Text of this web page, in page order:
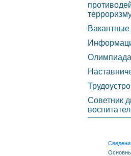
приема
Доступная
данных
Олимпиада
Советник